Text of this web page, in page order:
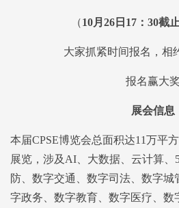
（10月26日17：30截
大家抓紧时间报名，相
报名赢大奖
展会信息
本届CPSE博览会总面积达11万平
展览，涉及AI、大数据、云计算、
防、数字交通、数字司法、数字城
字政务、数字教育、数字医疗、数